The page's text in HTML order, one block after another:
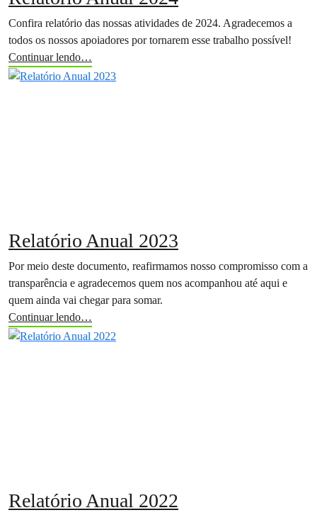
Confira relatório das nossas atividades de 2024. Agradecemos a
todos os nossos apoiadores por tornarem esse trabalho possível!
Continuar lendo…
Relatório Anual 2023
Por meio deste documento, reafirmamos nosso compromisso com a
transparência e agradecemos quem nos acompanhou até aqui e
quem ainda vai chegar para somar.
Continuar lendo…
Relatório Anual 2022